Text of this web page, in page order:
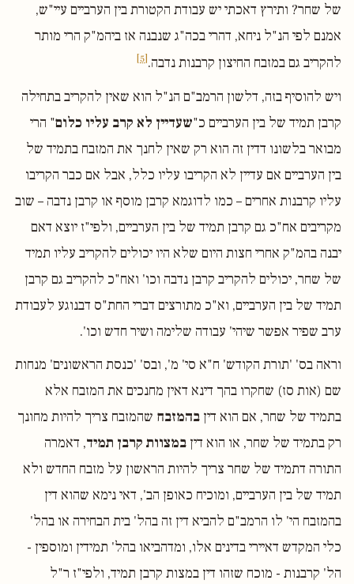
של שחר? ותירץ דאכתי יש עבודת הקטורת בין הערביים עיי"ש,
אמנם לפי הנ"ל ניחא, דהרי בכה"ג שנבנה אז ביהמ"ק הרי מותר
להקריב גם במזבח החיצון קרבנות נדבה.[5]
ויש להוסיף בזה, דלשון הרמב"ם הנ"ל הוא שאין להקריב בתחילה
קרבן תמיד של בין הערביים כ"שעדיין לא קרב עליו כלום" הרי
מבואר בלשונו דדין זה הוא רק שאין לחנך את המזבח בתמיד של
בין הערביים אם עדיין לא הקריבו עליו כלל, אבל אם כבר הקריבו
עליו קרבנות אחרים – כמו לדוגמא קרבן מוסף או קרבן נדבה – שוב
מקריבים אח"כ גם קרבן תמיד של בין הערביים, ולפי"ז יוצא דאם
יבנה בהמ"ק אחרי חצות היום שלא היו יכולים להקריב עליו תמיד
של שחר, יכולים להקריב קרבן נדבה וכו' ואח"כ להקריב גם קרבן
תמיד של בין הערביים, וא"כ מתורצים דברי החת"ס דבנוגע לעבודת
ערב שפיר אפשר שיהי' עבודה שלימה ושיר חדש וכו'.
וראה בס' 'תורת הקודש' ח"א סי' מ', ובס' 'כנסת הראשונים' מנחות
שם (אות סז) שחקרו בהך דינא דאין מחנכים את המזבח אלא
בתמיד של שחר, אם הוא דין בהמזבח שהמזבח צריך להיות מחונך
רק בתמיד של שחר, או הוא דין במצוות קרבן תמיד, דאמרה
התורה דתמיד של שחר צריך להיות הראשון על מזבח החדש ולא
תמיד של בין הערביים, ומוכיח כאופן הב', דאי נימא שהוא דין
בהמזבח הי' לו הרמב"ם להביא דין זה בהל' בית הבחירה או בהל'
כלי המקדש דאיירי בדינים אלו, ומדהביאו בהל' תמידין ומוספין -
הל' קרבנות - מוכח שזהו דין במצות קרבן תמיד, ולפי"ז ר"ל